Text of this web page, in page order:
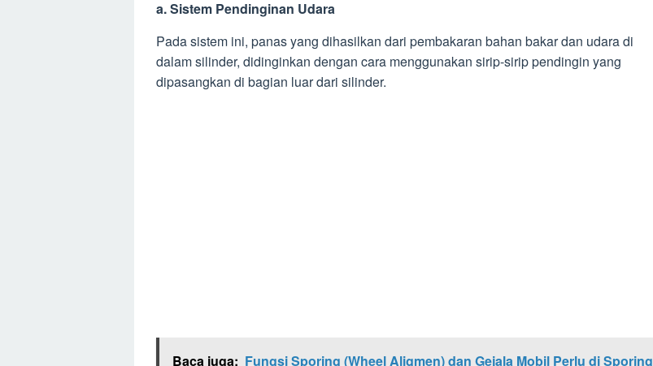
a. Sistem Pendinginan Udara
Pada sistem ini, panas yang dihasilkan dari pembakaran bahan bakar dan udara di
dalam silinder, didinginkan dengan cara menggunakan sirip-sirip pendingin yang
dipasangkan di bagian luar dari silinder.
Baca juga: Fungsi Sporing (Wheel Aligmen) dan Gejala Mobil Perlu di Sporing